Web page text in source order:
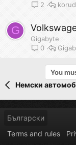
2
G
Gigabyte
0
You
Немски
Български
Terms and rules